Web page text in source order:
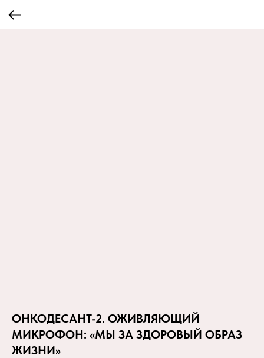
ОНКОДЕСАНТ-2. ОЖИВЛЯЮЩИЙ
МИКРОФОН: «МЫ ЗА ЗДОРОВЫЙ ОБРАЗ
ЖИЗНИ»